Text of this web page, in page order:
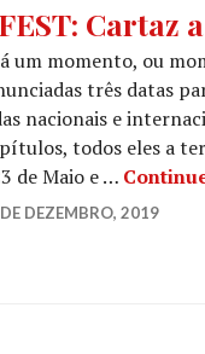
Cartaz
um momento, ou
três datas
nacionais e
todos eles a
de Maio e …
DEZEMBRO, 2019